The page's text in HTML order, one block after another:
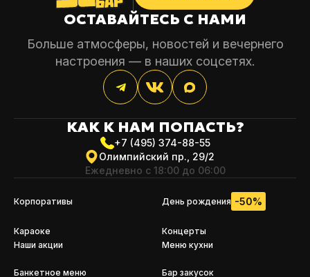
ОСТАВАЙТЕСЬ С НАМИ
Больше атмосферы, новостей и вечернего
настроения — в наших соцсетях.
Корпоративы День рождения -50%
Караоке
Концерты
Наши акции
Меню кухни
Банкетное меню Бар закусок
КАК К НАМ ПОПАСТЬ?
+7 (495) 374-88-55
Олимпийский пр., 29/2
Ежедневно с 18:00 до 06:00